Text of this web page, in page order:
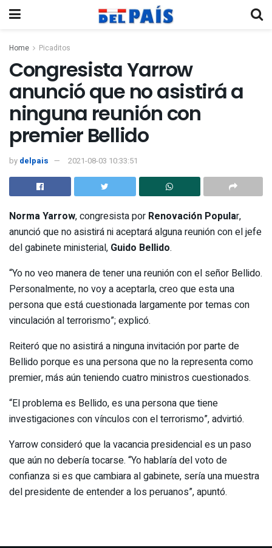
Home Picaditos
Congresista Yarrow
anunció que no asistirá a
ninguna reunión con
premier Bellido
by delpais 2021-08-03 10:33:51
Norma Yarrow, congresista por Renovación Popular,
anunció que no asistirá ni aceptará alguna reunión con el jefe
del gabinete ministerial, Guido Bellido.
“Yo no veo manera de tener una reunión con el señor Bellido.
Personalmente, no voy a aceptarla, creo que esta una
persona que está cuestionada largamente por temas con
vinculación al terrorismo”; explicó.
Reiteró que no asistirá a ninguna invitación por parte de
Bellido porque es una persona que no la representa como
premier, más aún teniendo cuatro ministros cuestionados.
“El problema es Bellido, es una persona que tiene
investigaciones con vínculos con el terrorismo”, advirtió.
Yarrow consideró que la vacancia presidencial es un paso
que aún no debería tocarse. “Yo hablaría del voto de
confianza si es que cambiara al gabinete, sería una muestra
del presidente de entender a los peruanos”, apuntó.